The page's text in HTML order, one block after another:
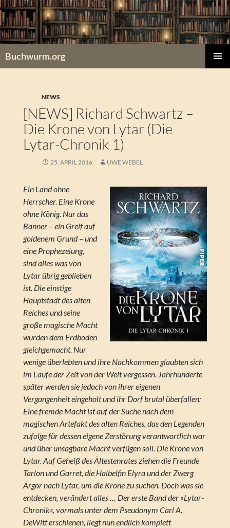
Zum
Inhalt
springen
Buchwurm.org
NEWS
[NEWS] Richard Schwartz –
Die Krone von Lytar (Die
Lytar-Chronik 1)
25. APRIL 2016 UWE WEBEL
Ein Land ohne
Herrscher. Eine Krone
ohne König. Nur das
Banner – ein Greif auf
goldenem Grund – und
eine Prophezeiung,
sind alles was von
Lytar übrig geblieben
ist. Die einstige
Hauptstadt des alten
Reiches und seine
große magische Macht
wurden dem Erdboden
gleichgemacht. Nur
wenige überlebten und ihre Nachkommen glaubten sich
im Laufe der Zeit von der Welt vergessen. Jahrhunderte
später werden sie jedoch von ihrer eigenen
Vergangenheit eingeholt und ihr Dorf brutal überfallen:
Eine fremde Macht ist auf der Suche nach dem
magischen Artefakt des alten Reiches, das den Legenden
zufolge für dessen eigene Zerstörung verantwortlich war
und über unsagbare Macht verfügen soll. Die Krone von
Lytar. Auf Geheiß des Ältestenrates ziehen die Freunde
Tarlon und Garret, die Halbelfin Elyra und der Zwerg
Argor nach Lytar, um die Krone zu suchen. Doch was sie
entdecken, verändert alles … Der erste Band der »Lytar-
Chronik«, vormals unter dem Pseudonym Carl A.
DeWitt erschienen, liegt nun endlich komplett